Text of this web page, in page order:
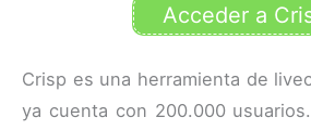
Acceder a
Crisp es una herramienta de
ya cuenta con 200.000